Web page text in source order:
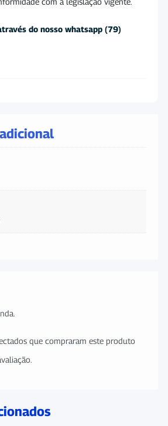
do nosso whatsapp (79)
que compraram este produto